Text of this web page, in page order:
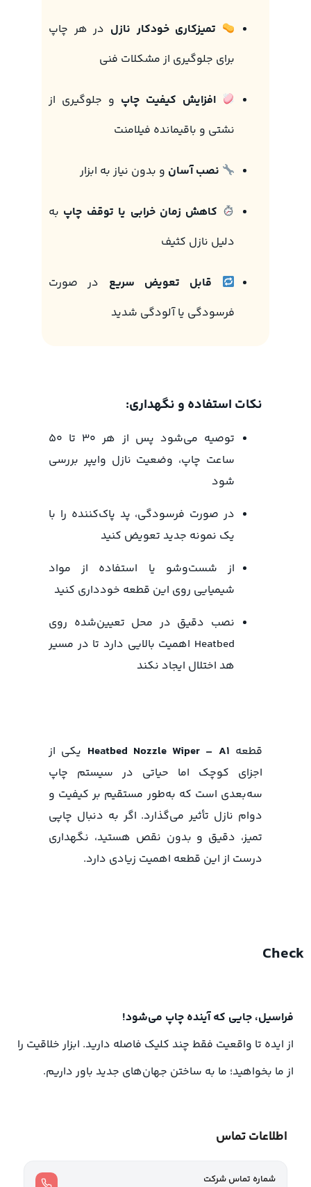
تمیزکاری خودکار نازل در هر چاپ
برای جلوگیری از مشکلات فنی
افزایش کیفیت چاپ و جلوگیری از
نشتی و باقیمانده فیلامنت
نصب آسان و بدون نیاز به ابزار
کاهش زمان خرابی یا توقف چاپ به
دلیل نازل کثیف
قابل تعویض سریع در صورت
فرسودگی یا آلودگی شدید
نکات استفاده و نگهداری:
توصیه می‌شود پس از هر ۳۰ تا ۵۰
ساعت چاپ، وضعیت نازل وایپر بررسی
شود
در صورت فرسودگی، پد پاک‌کننده را با
یک نمونه جدید تعویض کنید
از شست‌وشو یا استفاده از مواد
شیمیایی روی این قطعه خودداری کنید
نصب دقیق در محل تعیین‌شده روی
Heatbed اهمیت بالایی دارد تا در مسیر
هد اختلال ایجاد نکند
قطعه Heatbed Nozzle Wiper – A1 یکی از
اجزای کوچک اما حیاتی در سیستم چاپ
سه‌بعدی است که به‌طور مستقیم بر کیفیت و
دوام نازل تأثیر می‌گذارد. اگر به دنبال چاپی
تمیز، دقیق و بدون نقص هستید، نگهداری
درست از این قطعه اهمیت زیادی دارد.
Check
فراسیل، جایی که آینده چاپ می‌شود!
از ایده تا واقعیت فقط چند کلیک فاصله دارید. ابزار خلاقیت را
از ما بخواهید؛ ما به ساختن جهان‌های جدید باور داریم.
اطلاعات تماس
شماره تماس شرکت